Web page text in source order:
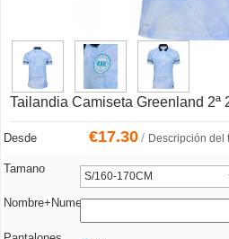
Tailandia Camiseta Greenland 2ª
Desde €17.30/ Descripción del
Tamano
Nombre+Numero